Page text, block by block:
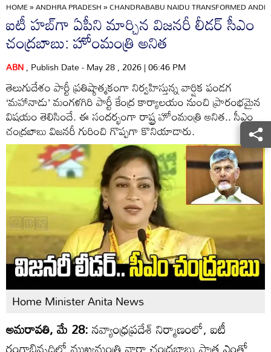
HOME»ANDHRA PRADESH»CHANDRABABU NAIDU TRANSFORMED
ఐటీ హబ్‌గా ఏపీని మార్చిన విజనరీ లీడర్ సీఎం
చంద్రబాబు: హోంమంత్రి అనిత
ABN, Publish Date - May 28 , 2026 | 06:46 PM
తెలుగుదేశం పార్టీ ప్రతిష్ఠాత్మకంగా నిర్వహిస్తున్న వార్షిక పండగ
‘మహానాడు’ మంగళగిరి పార్టీ కేంద్ర కార్యాలయం నుంచి ప్రారంభమైన
విషయం తెలిసిందే. ఈ సందర్భంగా రాష్ట్ర హోంమంత్రి అనిత.. సీఎం
చంద్రబాబు విజనరీ గురించి గొప్పగా కొనియాడారు.
Home Minister Anita News
అమరావతి, మే 28:నవ్యాంధ్రప్రదేశ్ నిర్మాణంలో, ఐటీ